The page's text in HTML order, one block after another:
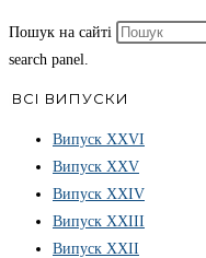
Пошук на сайті
search panel.
ВСІ ВИПУСКИ
Випуск ХХVІ
Випуск XXV
Випуск XXIV
Випуск XXIII
Випуск XXII